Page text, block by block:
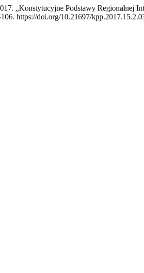
„Konstytucyjne Podstawy Regionalnej
https://doi.org/10.21697/